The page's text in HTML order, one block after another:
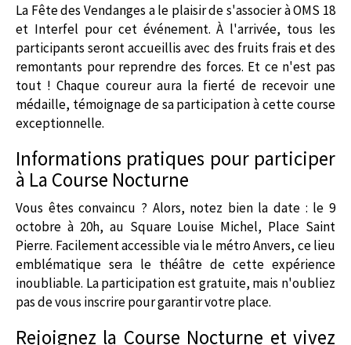
La Fête des Vendanges a le plaisir de s'associer à OMS 18
et Interfel pour cet événement. À l'arrivée, tous les
participants seront accueillis avec des fruits frais et des
remontants pour reprendre des forces. Et ce n'est pas
tout ! Chaque coureur aura la fierté de recevoir une
médaille, témoignage de sa participation à cette course
exceptionnelle.
Informations pratiques pour participer
à La Course Nocturne
Vous êtes convaincu ? Alors, notez bien la date : le 9
octobre à 20h, au Square Louise Michel, Place Saint
Pierre. Facilement accessible via le métro Anvers, ce lieu
emblématique sera le théâtre de cette expérience
inoubliable. La participation est gratuite, mais n'oubliez
pas de vous inscrire pour garantir votre place.
Rejoignez la Course Nocturne et vivez